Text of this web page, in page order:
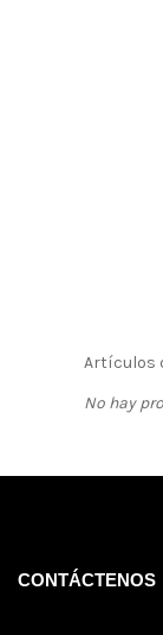
Artículos
No hay
CONTÁCTENOS